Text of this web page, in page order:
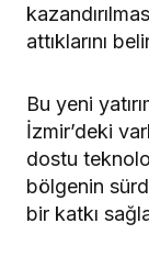
attıklarını
Bu yeni
İzmir’deki
dostu
bölgenin
bir katkı